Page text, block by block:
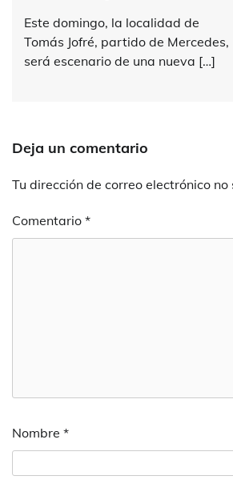
Este domingo, la localidad de
Tomás Jofré, partido de Mercedes,
será escenario de una nueva […]
Deja un comentario
Tu dirección de correo electrónico
Comentario *
Nombre *